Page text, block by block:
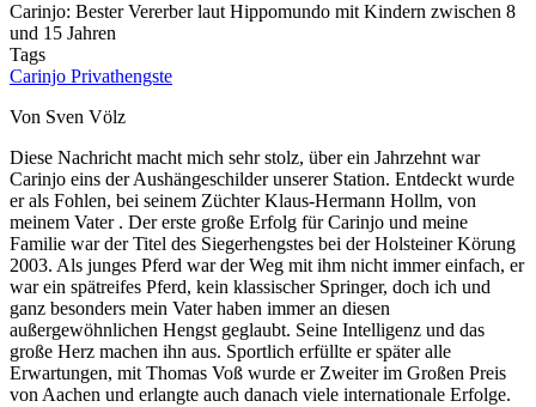
Carinjo: Bester Vererber laut Hippomundo mit Kindern zwischen 8
und 15 Jahren
Tags
Carinjo Privathengste
Von Sven Völz
Diese Nachricht macht mich sehr stolz, über ein Jahrzehnt war
Carinjo eins der Aushängeschilder unserer Station. Entdeckt wurde
er als Fohlen, bei seinem Züchter Klaus-Hermann Hollm, von
meinem Vater . Der erste große Erfolg für Carinjo und meine
Familie war der Titel des Siegerhengstes bei der Holsteiner Körung
2003. Als junges Pferd war der Weg mit ihm nicht immer einfach, er
war ein spätreifes Pferd, kein klassischer Springer, doch ich und
ganz besonders mein Vater haben immer an diesen
außergewöhnlichen Hengst geglaubt. Seine Intelligenz und das
große Herz machen ihn aus. Sportlich erfüllte er später alle
Erwartungen, mit Thomas Voß wurde er Zweiter im Großen Preis
von Aachen und erlangte auch danach viele internationale Erfolge.